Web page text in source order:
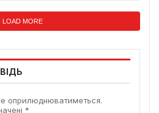
LOAD MORE
оприлюднюватиметься.
*